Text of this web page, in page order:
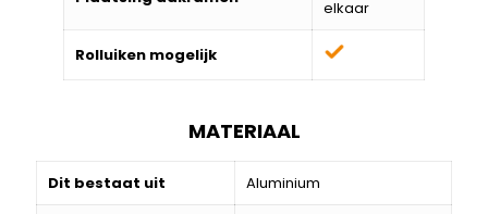
elkaar
Rolluiken mogelijk
MATERIAAL
Dit bestaat uit Aluminium